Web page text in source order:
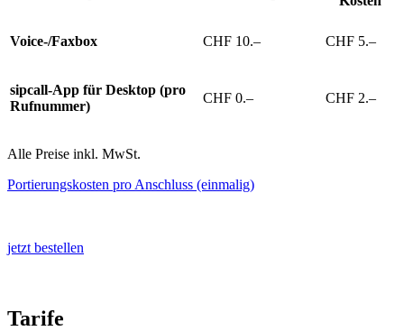
Voice-/Faxbox CHF 10.– CHF 5.–
sipcall-App für Desktop (pro
Rufnummer)
CHF 0.– CHF 2.–
Alle Preise inkl. MwSt.
Portierungskosten pro Anschluss (einmalig)
jetzt bestellen
Tarife